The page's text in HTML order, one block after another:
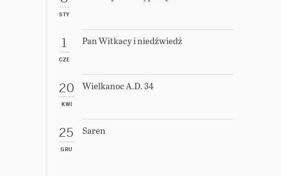
STY
1
CZE
Pan Witkacy i niedźwiedź
20
KWI
Wielkanoc A.D. 34
25
GRU
Saren